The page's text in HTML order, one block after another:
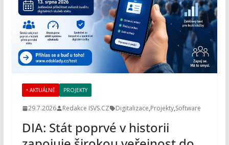
• AKTUÁLNĚ PROJEKTY
29.7.2026 Redakce ISVS.CZ Digitalizace,Projekty,Software
DIA: Stát poprvé v historii